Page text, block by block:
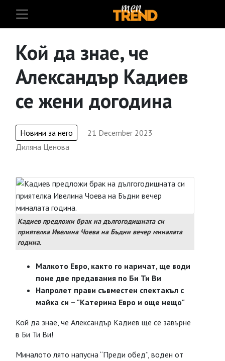
Кой да знае, че
Александър Кадиев
се жени догодина
Новини за него
21 December 2023
Диляна Ценова
Кадиев предложи брак на дългогодишната си
приятелка Ивелина Чоева на Бъдни вечер миналата
година.
Малкото Евро, както го наричат, ще води
поне две предавания по Би Ти Ви
Напролет прави съвместен спектакъл с
майка си – "Катерина Евро и още нещо"
Кой да знае, че Александър Кадиев ще се завърне
в Би Ти Ви!
Миналото лято напусна “Преди обед”, воден от